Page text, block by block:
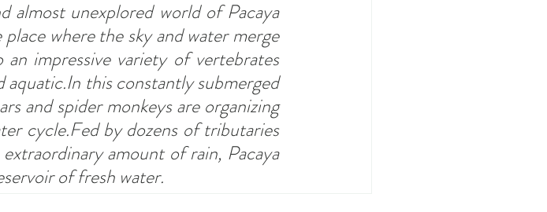
almost unexplored world of Pacaya
where the sky and water merge
impressive variety of vertebrates
this constantly submerged
and spider monkeys are organizing
cycle.Fed by dozens of tributaries
amount of rain, Pacaya
of fresh water.